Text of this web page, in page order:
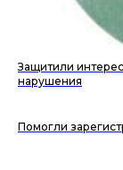
Защитили
нарушения
Помогли